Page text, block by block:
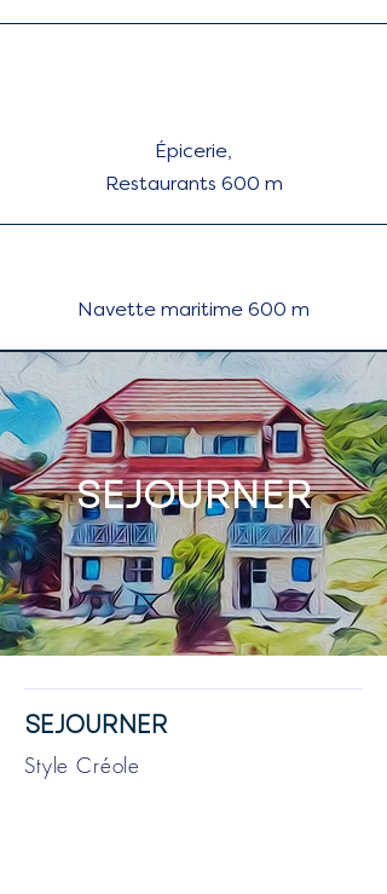
Épicerie,
Restaurants 600 m
Navette maritime 600 m
SEJOURNER
SEJOURNER
Style Créole